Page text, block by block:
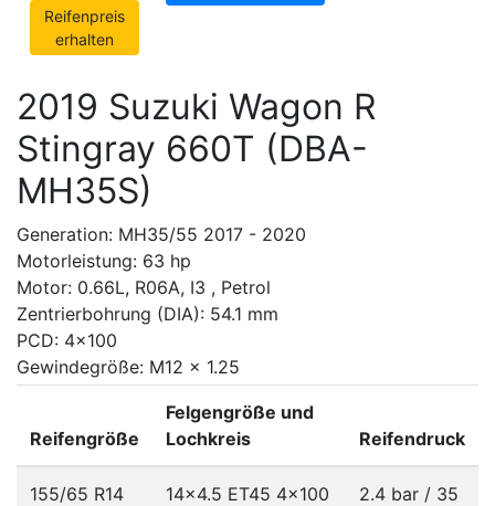
Reifenpreis
erhalten
2019 Suzuki Wagon R
Stingray 660T (DBA-
MH35S)
Generation: MH35/55 2017 - 2020
Motorleistung: 63 hp
Motor: 0.66L, R06A, I3 , Petrol
Zentrierbohrung (DIA): 54.1 mm
PCD: 4x100
Gewindegröße: M12 x 1.25
Reifengröße
Felgengröße und
Lochkreis
Reifendruck
155/65 R14
14x4.5 ET45 4x100
2.4 bar / 35